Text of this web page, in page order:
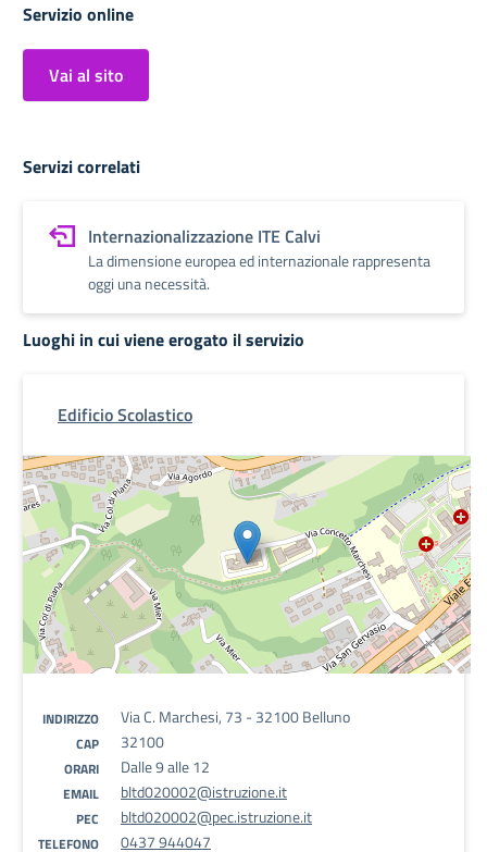
Servizio online
Vai al sito
Servizi correlati
Internazionalizzazione ITE Calvi
La dimensione europea ed internazionale rappresenta
oggi una necessità.
Luoghi in cui viene erogato il servizio
Edificio Scolastico
INDIRIZZO Via C. Marchesi, 73 - 32100 Belluno
CAP 32100
ORARI Dalle 9 alle 12
EMAIL bltd020002@istruzione.it
PEC bltd020002@pec.istruzione.it
TELEFONO 0437 944047